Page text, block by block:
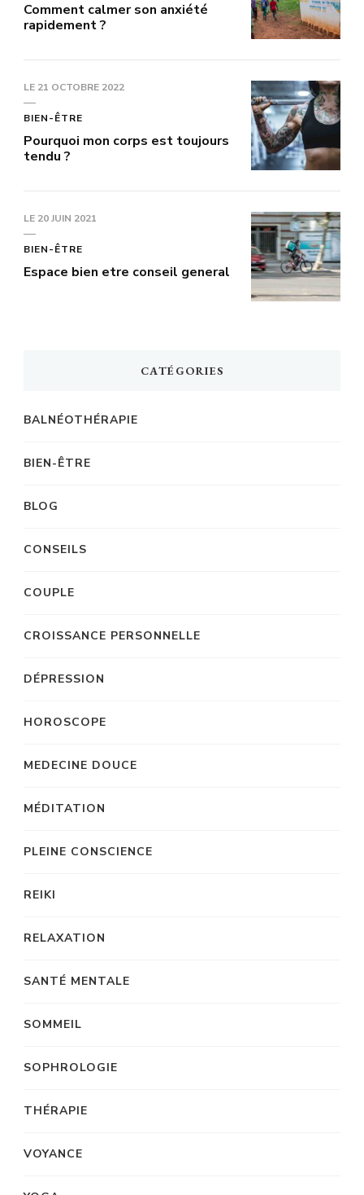
Comment calmer son anxiété
rapidement ?
LE 21 OCTOBRE 2022
BIEN-ÊTRE
Pourquoi mon corps est toujours
tendu ?
LE 20 JUIN 2021
BIEN-ÊTRE
Espace bien etre conseil general
CATÉGORIES
BALNÉOTHÉRAPIE
BIEN-ÊTRE
BLOG
CONSEILS
COUPLE
CROISSANCE PERSONNELLE
DÉPRESSION
HOROSCOPE
MEDECINE DOUCE
MÉDITATION
PLEINE CONSCIENCE
REIKI
RELAXATION
SANTÉ MENTALE
SOMMEIL
SOPHROLOGIE
THÉRAPIE
VOYANCE